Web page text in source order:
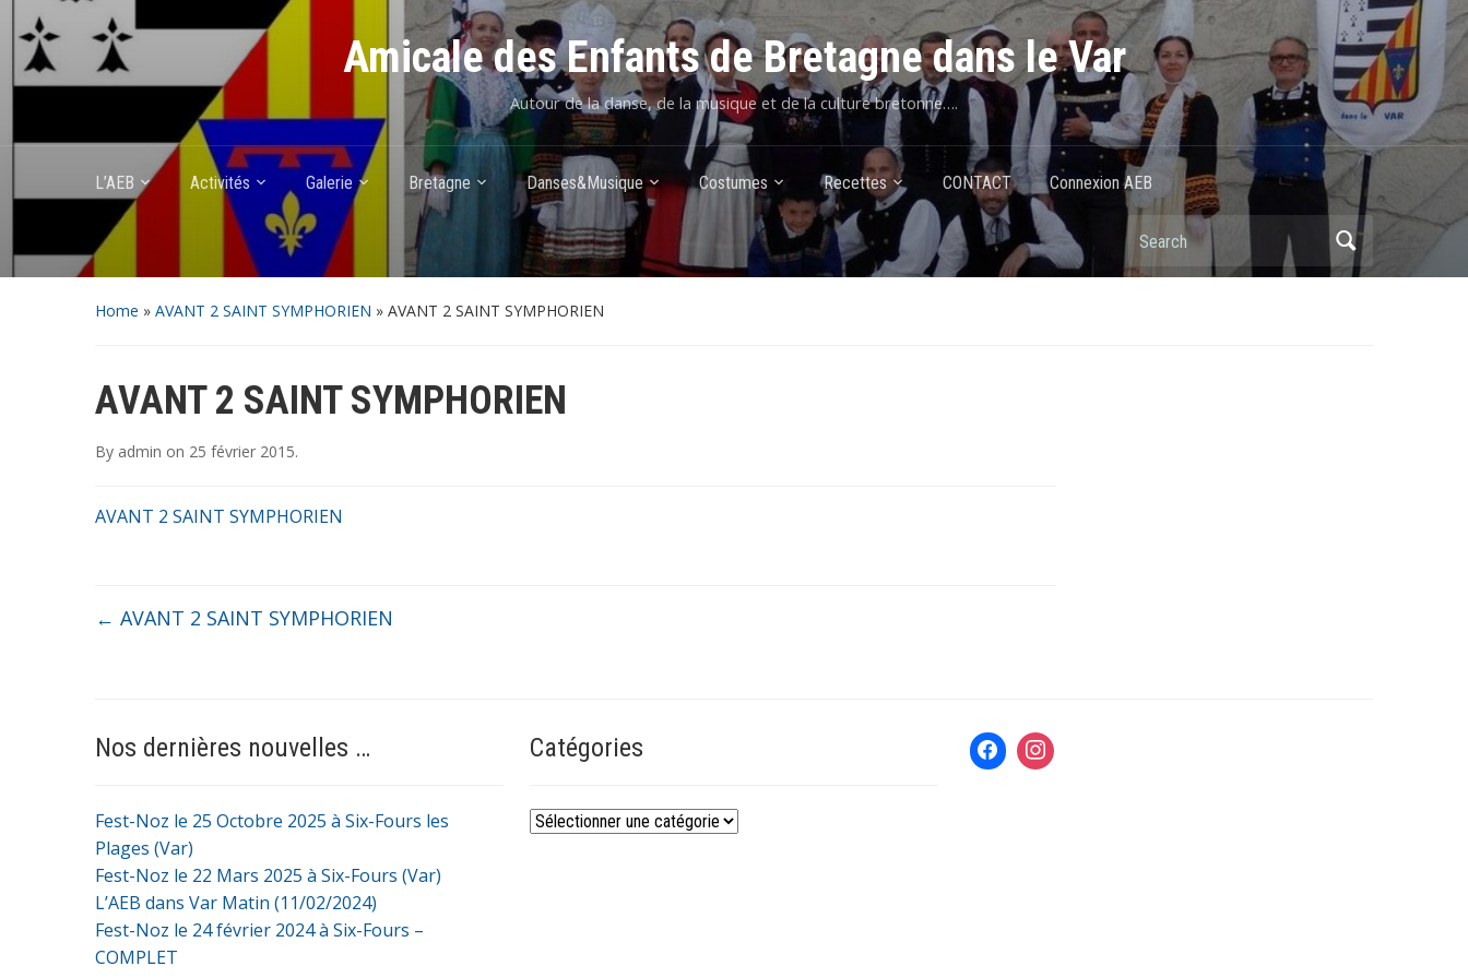
Amicale des Enfants de Bretagne dans le Var
Autour de la danse, de la musique et de la culture bretonne….
L’AEB Activités Galerie Bretagne Danses&Musique Costumes Recettes CONTACT Connexion AEB
Home » AVANT 2 SAINT SYMPHORIEN » AVANT 2 SAINT SYMPHORIEN
AVANT 2 SAINT SYMPHORIEN
By admin on 25 février 2015.
AVANT 2 SAINT SYMPHORIEN
← AVANT 2 SAINT SYMPHORIEN
Nos dernières nouvelles …
Fest-Noz le 25 Octobre 2025 à Six-Fours les
Plages (Var)
Fest-Noz le 22 Mars 2025 à Six-Fours (Var)
L’AEB dans Var Matin (11/02/2024)
Fest-Noz le 24 février 2024 à Six-Fours –
COMPLET
Catégories
Catégories